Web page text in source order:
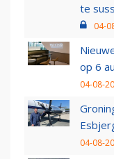
te
04-
op 6
04-08-
04-08-